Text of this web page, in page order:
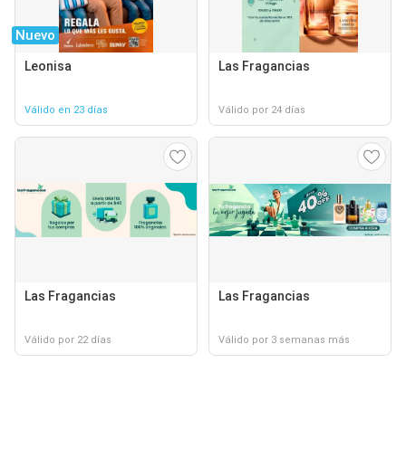
Nuevo
Leonisa
Válido en 23 días
Las Fragancias
Válido por 24 días
Las Fragancias
Válido por 22 días
Las Fragancias
Válido por 3 semanas más